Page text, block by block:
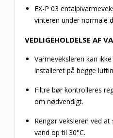
EX-P 03
vinteren under normale
VEDLIGEHOLDELSE AF
Varmeveksleren kan
installeret på begge
Filtre bør kontrolleres
om nødvendigt.
Rengør veksleren ved
vand op til 30°C.